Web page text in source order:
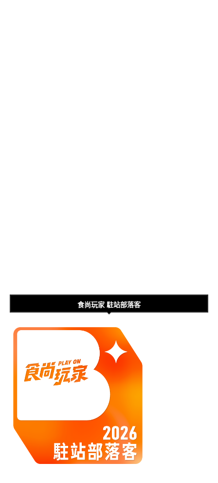
食尚玩家 駐站部落客